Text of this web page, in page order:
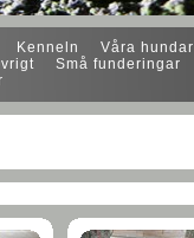
Kenneln Våra hundar
Små funderingar